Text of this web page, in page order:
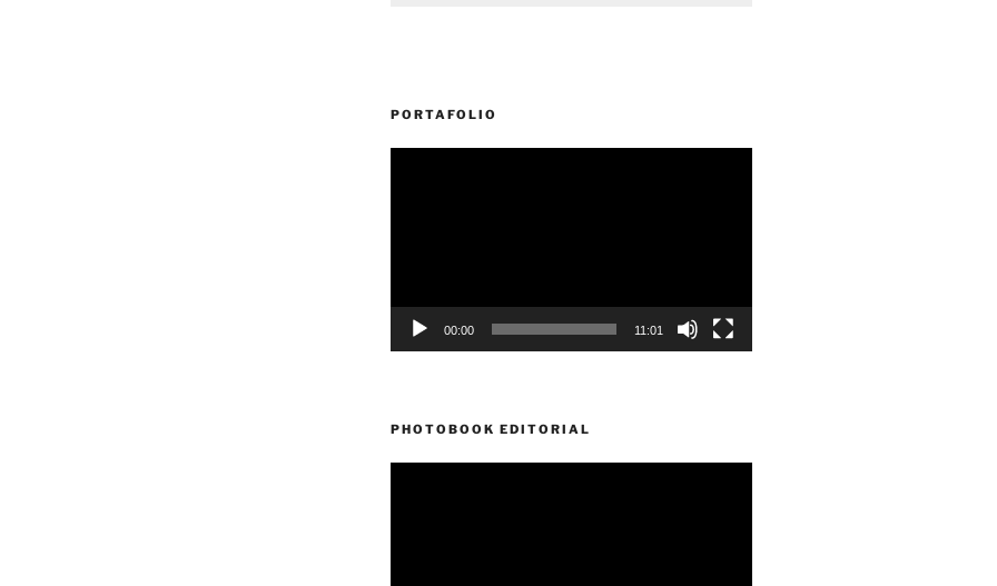
PORTAFOLIO
00:00 11:01
PHOTOBOOK EDITORIAL